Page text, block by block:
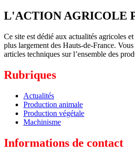
L'ACTION AGRICOLE
Ce site est dédié aux actualités agricoles
plus largement des Hauts-de-France.
articles techniques sur l’ensemble des
Rubriques
Actualités
Production animale
Production végétale
Machinisme
Informations de contact